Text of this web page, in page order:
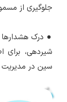
جلوگیری از
● درک
شیردهی، برای
سین در مدیریت